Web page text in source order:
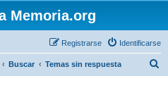
Memoria.org
Identificarse
Registrarse
Buscar Temas sin respuesta